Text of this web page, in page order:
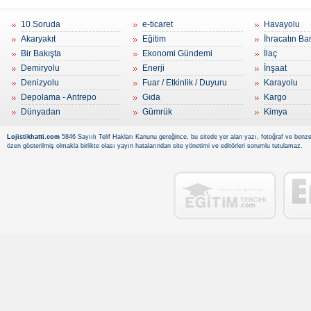
10 Soruda
Akaryakıt
Bir Bakışta
Demiryolu
Denizyolu
Depolama - Antrepo
Dünyadan
e-ticaret
Eğitim
Ekonomi Gündemi
Enerji
Fuar / Etkinlik / Duyuru
Gıda
Gümrük
Havayolu
İhracatın
İlaç
İnşaat
Karayolu
Kargo
Kimya
Lojistikhatti.com 5846 Sayıılı Telif Hakları Kanunu gereğince, bu sitede yer alan yazı, fotoğraf ve
özen gösterilmiş olmakla birlikte olası yayın hatalarından site yönetimi ve editörleri sorumlu tutulamaz.